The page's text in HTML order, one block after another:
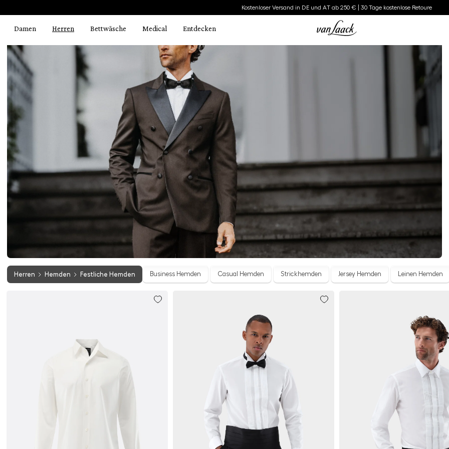
Kostenloser Versand in DE und AT ab 250 € | 30 Tage kostenlose Retoure
Damen Herren Bettwäsche Medical Entdecken
Herren Hemden Festliche Hemden Business Hemden Casual Hemden Strickhemden Jersey Hemden Leinen Hemden